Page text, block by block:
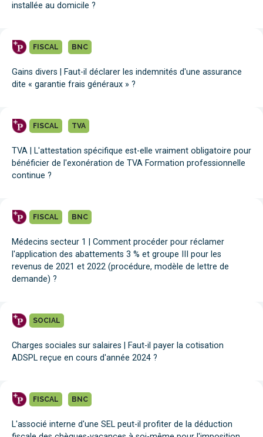
installée au domicile ?
FISCAL BNC
Gains divers | Faut-il déclarer les indemnités d'une assurance
dite « garantie frais généraux » ?
FISCAL TVA
TVA | L'attestation spécifique est-elle vraiment obligatoire pour
bénéficier de l'exonération de TVA Formation professionnelle
continue ?
FISCAL BNC
Médecins secteur 1 | Comment procéder pour réclamer
l'application des abattements 3 % et groupe III pour les
revenus de 2021 et 2022 (procédure, modèle de lettre de
demande) ?
SOCIAL
Charges sociales sur salaires | Faut-il payer la cotisation
ADSPL reçue en cours d'année 2024 ?
FISCAL BNC
L'associé interne d'une SEL peut-il profiter de la déduction